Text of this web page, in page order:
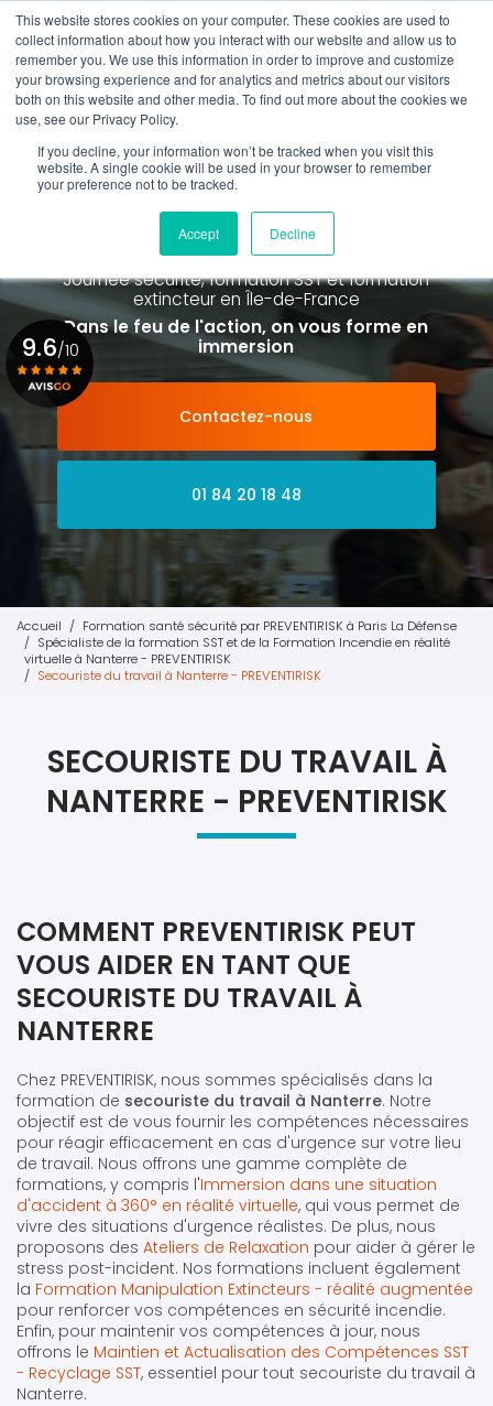
This website stores cookies on your computer. These cookies are used to
collect information about how you interact with our website and allow us to
remember you. We use this information in order to improve and customize
your browsing experience and for analytics and metrics about our visitors
both on this website and other media. To find out more about the cookies we
use, see our Privacy Policy.
If you decline, your information won’t be tracked when you visit this
website. A single cookie will be used in your browser to remember
your preference not to be tracked.
Accept Decline
Aller
au
contenu
principal
01 84 20 18 48
Spécialiste de la formation SST et
de la Formation Incendie
à Paris La Défense depuis 2015
Journée sécurité, formation SST et formation
extincteuren Île-de-France
Dans le feu de l'action, on vous forme en
immersion
Contactez-nous
01 84 20 18 48
9.6/10
Voir le certificat
Accueil
Formation santé sécurité par PREVENTIRISK à Paris La Défense
Spécialiste de la formation SST et de la Formation Incendie en réalité
virtuelle à Nanterre - PREVENTIRISK
Secouriste du travail à Nanterre - PREVENTIRISK
SECOURISTE DU TRAVAIL À
NANTERRE - PREVENTIRISK
COMMENT PREVENTIRISK PEUT
VOUS AIDER EN TANT QUE
SECOURISTE DU TRAVAIL À
NANTERRE
Chez PREVENTIRISK, nous sommes spécialisés dans la
formation de secouriste du travail à Nanterre. Notre
objectif est de vous fournir les compétences nécessaires
pour réagir efficacement en cas d'urgence sur votre lieu
de travail. Nous offrons une gamme complète de
formations, y compris l'Immersion dans une situation
d'accident à 360° en réalité virtuelle, qui vous permet de
vivre des situations d'urgence réalistes. De plus, nous
proposons des Ateliers de Relaxation pour aider à gérer le
stress post-incident. Nos formations incluent également
la Formation Manipulation Extincteurs - réalité augmentée
pour renforcer vos compétences en sécurité incendie.
Enfin, pour maintenir vos compétences à jour, nous
offrons le Maintien et Actualisation des Compétences SST
- Recyclage SST, essentiel pour tout secouriste du travail à
Nanterre.